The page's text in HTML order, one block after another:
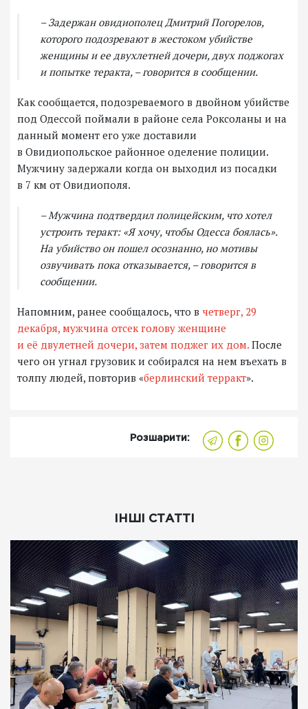
– Задержан овидиополец Дмитрий Погорелов,
которого подозревают в жестоком убийстве
женщины и ее двухлетней дочери, двух поджогах
и попытке теракта, – говорится в сообщении.
Как сообщается, подозреваемого в двойном убийстве
под Одессой поймали в районе села Роксоланы и на
данный момент его уже доставили
в Овидиопольское районное оделение полиции.
Мужчину задержали когда он выходил из посадки
в 7 км от Овидиополя.
– Мужчина подтвердил полицейским, что хотел
устроить теракт: «Я хочу, чтобы Одесса боялась».
На убийство он пошел осознанно, но мотивы
озвучивать пока отказывается, – говорится в
сообщении.
Напомним, ранее сообщалось, что в четверг, 29
декабря, мужчина отсек голову женщине
и её двулетней дочери, затем поджег их дом. После
чего он угнал грузовик и собирался на нем въехать в
толпу людей, повторив «берлинский терракт».
Розшарити:
ІНШІ СТАТТІ